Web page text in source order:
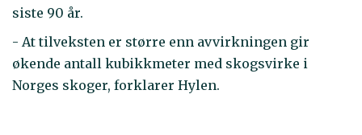
siste 90 år.
- At tilveksten er større enn avvirkningen gir
økende antall kubikkmeter med skogsvirke i
Norges skoger, forklarer Hylen.